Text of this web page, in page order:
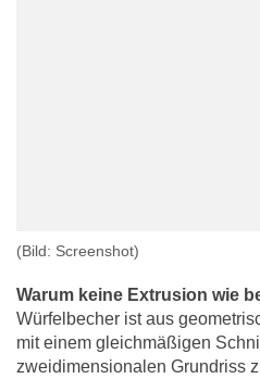
(Bild: Screenshot)
Warum keine Extrusion wie
Würfelbecher ist aus
mit einem gleichmäßigen
zweidimensionalen Grundriss